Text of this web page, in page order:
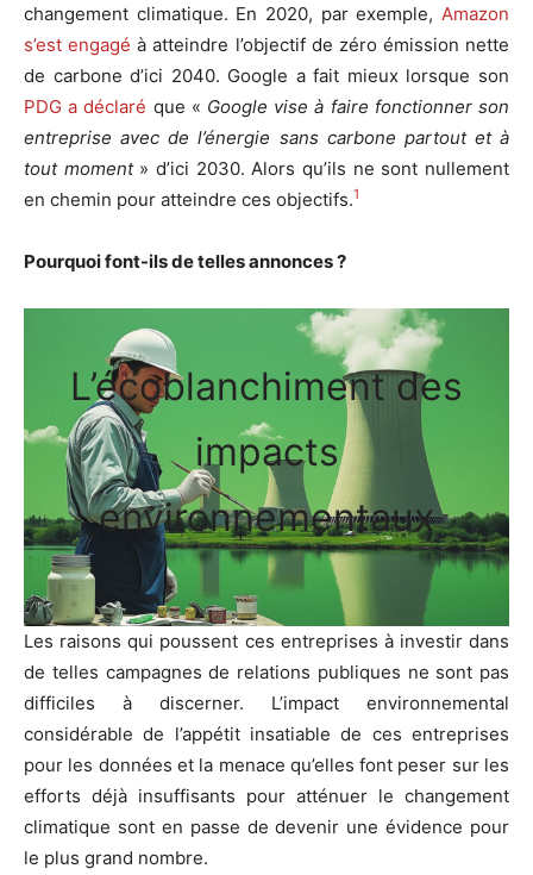
changement climatique. En 2020, par exemple, Amazon
s’est engagé à atteindre l’objectif de zéro émission nette
de carbone d’ici 2040. Google a fait mieux lorsque son
PDG a déclaré que « Google vise à faire fonctionner son
entreprise avec de l’énergie sans carbone partout et à
tout moment» d’ici 2030. Alors qu’ils ne sont nullement
en chemin pour atteindre ces objectifs.1
Pourquoi font-ils de telles annonces ?
L’écoblanchiment des
impacts
environnementaux
Les raisons qui poussent ces entreprises à investir dans
de telles campagnes de relations publiques ne sont pas
difficiles à discerner. L’impact environnemental
considérable de l’appétit insatiable de ces entreprises
pour les données et la menace qu’elles font peser sur les
efforts déjà insuffisants pour atténuer le changement
climatique sont en passe de devenir une évidence pour
le plus grand nombre.